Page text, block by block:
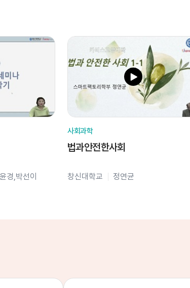
경,박선이
사회과학
법과안전한사회
창신대학교 정연균